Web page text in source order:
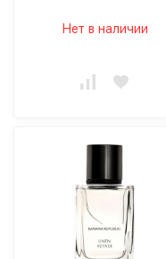
Нет в наличии